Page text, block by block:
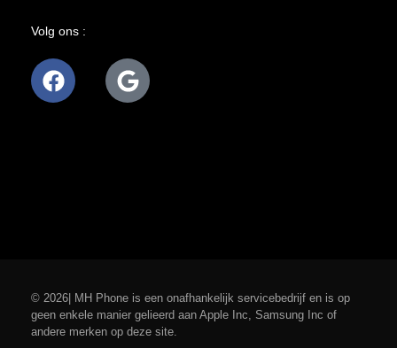
Volg ons :
© 2026| MH Phone is een onafhankelijk servicebedrijf en is op
geen enkele manier gelieerd aan Apple Inc, Samsung Inc of
andere merken op deze site.